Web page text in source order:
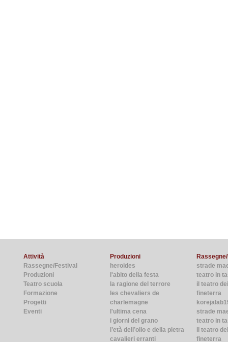
Attività
Rassegne/Festival
Produzioni
Teatro scuola
Formazione
Progetti
Eventi
Produzioni
heroides
l'abito della festa
la ragione del terrore
les chevaliers de
charlemagne
l'ultima cena
i giorni del grano
l’età dell’olio e della pietra
cavalieri erranti
strade
teatro in
il teatro
fineterra
strade
teatro in
il teatro
fineterra